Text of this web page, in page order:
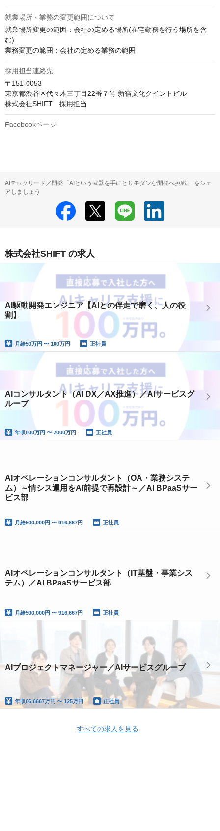
就業場所・業務の変更範囲について
就業場所変更の範囲：会社の定める場所(在宅勤務を行う場所を含
む)
業務変更の範囲：会社の定める業務の範囲
採用担当連絡先
〒151-0053
東京都渋谷区代々木三丁目22番７号 新宿文化クイントビル
株式会社SHIFT　採用担当
Facebookページ
AIテックリード／開発「AIという武器を手にとりモダンな開発へ挑戦」 をシェ
アしましょう
株式会社SHIFT の求人
AI駆動開発エンジニア【AIとの伴走で磨く、人の役
割】
月給50万円 〜 100万円 正社員
AIコンサルタント（AI DX／AX推進）／AIサービスグ
ループ
年収800万円 〜 2000万円 正社員
AIオペレーションコンサルタント（OA・業務システ
ム）～情シス運用をAI前提で再設計～／AI BPaaSサー
ビス部
月給500,000円 〜 916,667円 正社員
AIオペレーションコンサルタント（IT基盤・事業シス
テム）／AI BPaaSサービス部
月給500,000円 〜 916,667円 正社員
AIプロジェクトマネージャー／AIサービスグループ
年収66.6667万円 〜 125万円 正社員
すべての求人を見る